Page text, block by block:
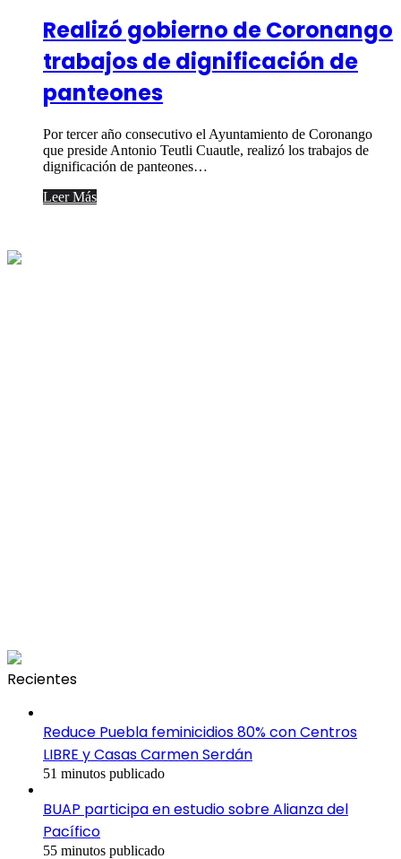
Realizó gobierno de Coronango
trabajos de dignificación de
panteones
Por tercer año consecutivo el Ayuntamiento de Coronango
que preside Antonio Teutli Cuautle, realizó los trabajos de
dignificación de panteones…
Leer Más
Recientes
Reduce Puebla feminicidios 80% con Centros
LIBRE y Casas Carmen Serdán
51 minutos publicado
BUAP participa en estudio sobre Alianza del
Pacífico
55 minutos publicado